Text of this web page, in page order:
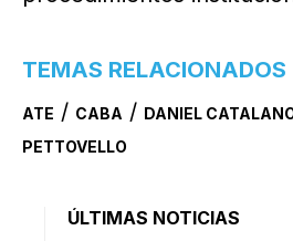
TEMAS RELACIONADOS
ATE / CABA / DANIEL
PETTOVELLO
ÚLTIMAS NOTICIAS